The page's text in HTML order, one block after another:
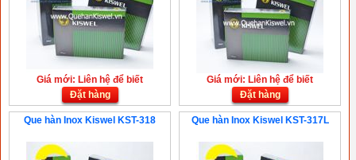
Giá mới: Liên hệ để biết
Đặt hàng
Giá mới: Liên hệ để biết
Đặt hàng
Que hàn Inox Kiswel KST-318 Que hàn Inox Kiswel KST-317L